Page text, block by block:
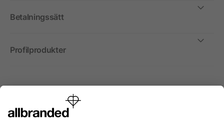
Betalningssätt
Profilprodukter
Internationellt